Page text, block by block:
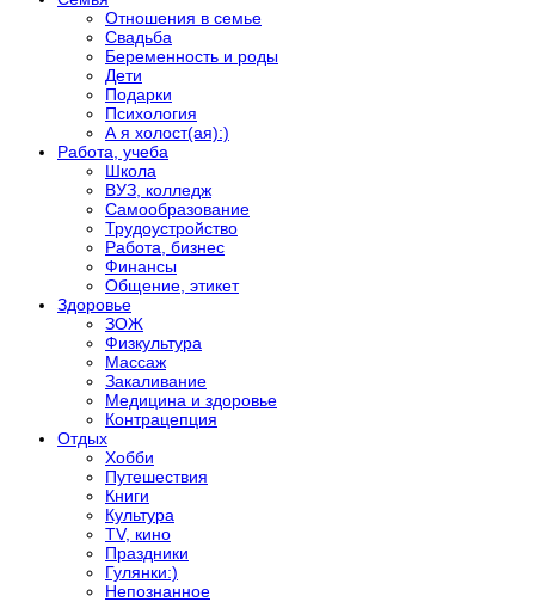
Отношения в семье
Свадьба
Беременность и роды
Дети
Подарки
Психология
А я холост(ая):)
Работа, учеба
Школа
ВУЗ, колледж
Самообразование
Трудоустройство
Работа, бизнес
Финансы
Общение, этикет
Здоровье
ЗОЖ
Физкультура
Массаж
Закаливание
Медицина и здоровье
Контрацепция
Отдых
Хобби
Путешествия
Книги
Культура
TV, кино
Праздники
Гулянки:)
Непознанное